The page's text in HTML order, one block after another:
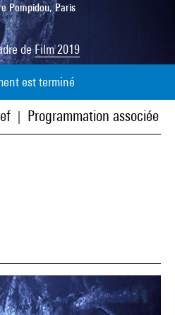
Pompidou, Paris
deFilm 2019
est terminé
Programmation associée